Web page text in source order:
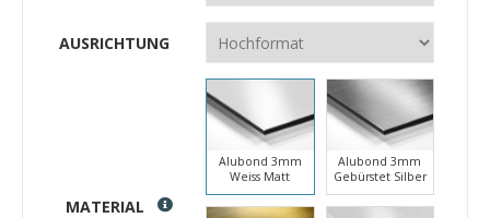
AUSRICHTUNG
MATERIAL
Alubond 3mm
Weiss Matt
Alubond 3mm
Gebürstet Silber